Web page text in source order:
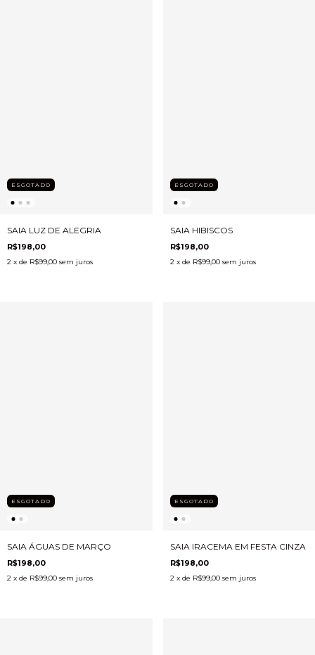
ESGOTADO
SAIA LUZ DE ALEGRIA
R$198,00
2 x de R$99,00 sem juros
ESGOTADO
SAIA HIBISCOS
R$198,00
2 x de R$99,00 sem juros
ESGOTADO
SAIA ÁGUAS DE MARÇO
R$198,00
2 x de R$99,00 sem juros
ESGOTADO
SAIA IRACEMA EM FESTA CINZA
R$198,00
2 x de R$99,00 sem juros